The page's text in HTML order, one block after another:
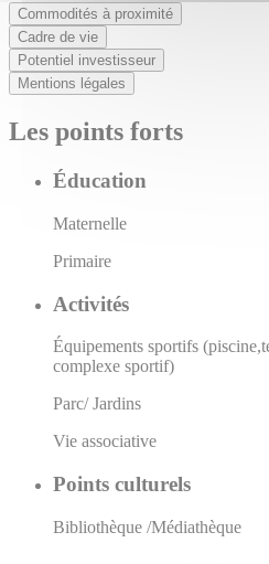
Commodités à proximité
Cadre de vie
Potentiel investisseur
Mentions légales
Les points forts
Éducation
Maternelle
Primaire
Activités
Équipements sportifs
complexe sportif)
Parc/ Jardins
Vie associative
Points culturels
Bibliothèque /Médiathèque